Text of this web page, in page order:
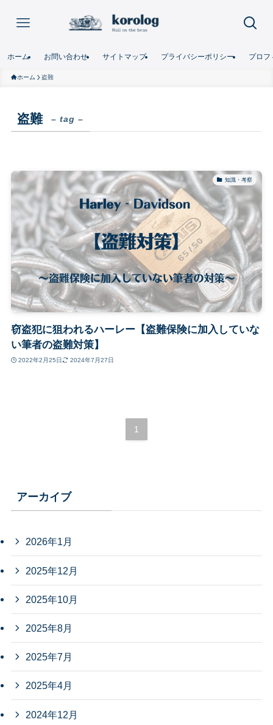
ホーム お問い合わせ サイトマップ プライバシーポリシー プロフ
ホーム 盗難
盗難 – tag –
知識・考察
窃盗犯に狙われるハーレー【盗難保険に加入していな
い筆者の盗難対策】
2022年2月25日 2024年7月27日
1
アーカイブ
2026年1月
2025年12月
2025年10月
2025年8月
2025年7月
2025年4月
2024年12月